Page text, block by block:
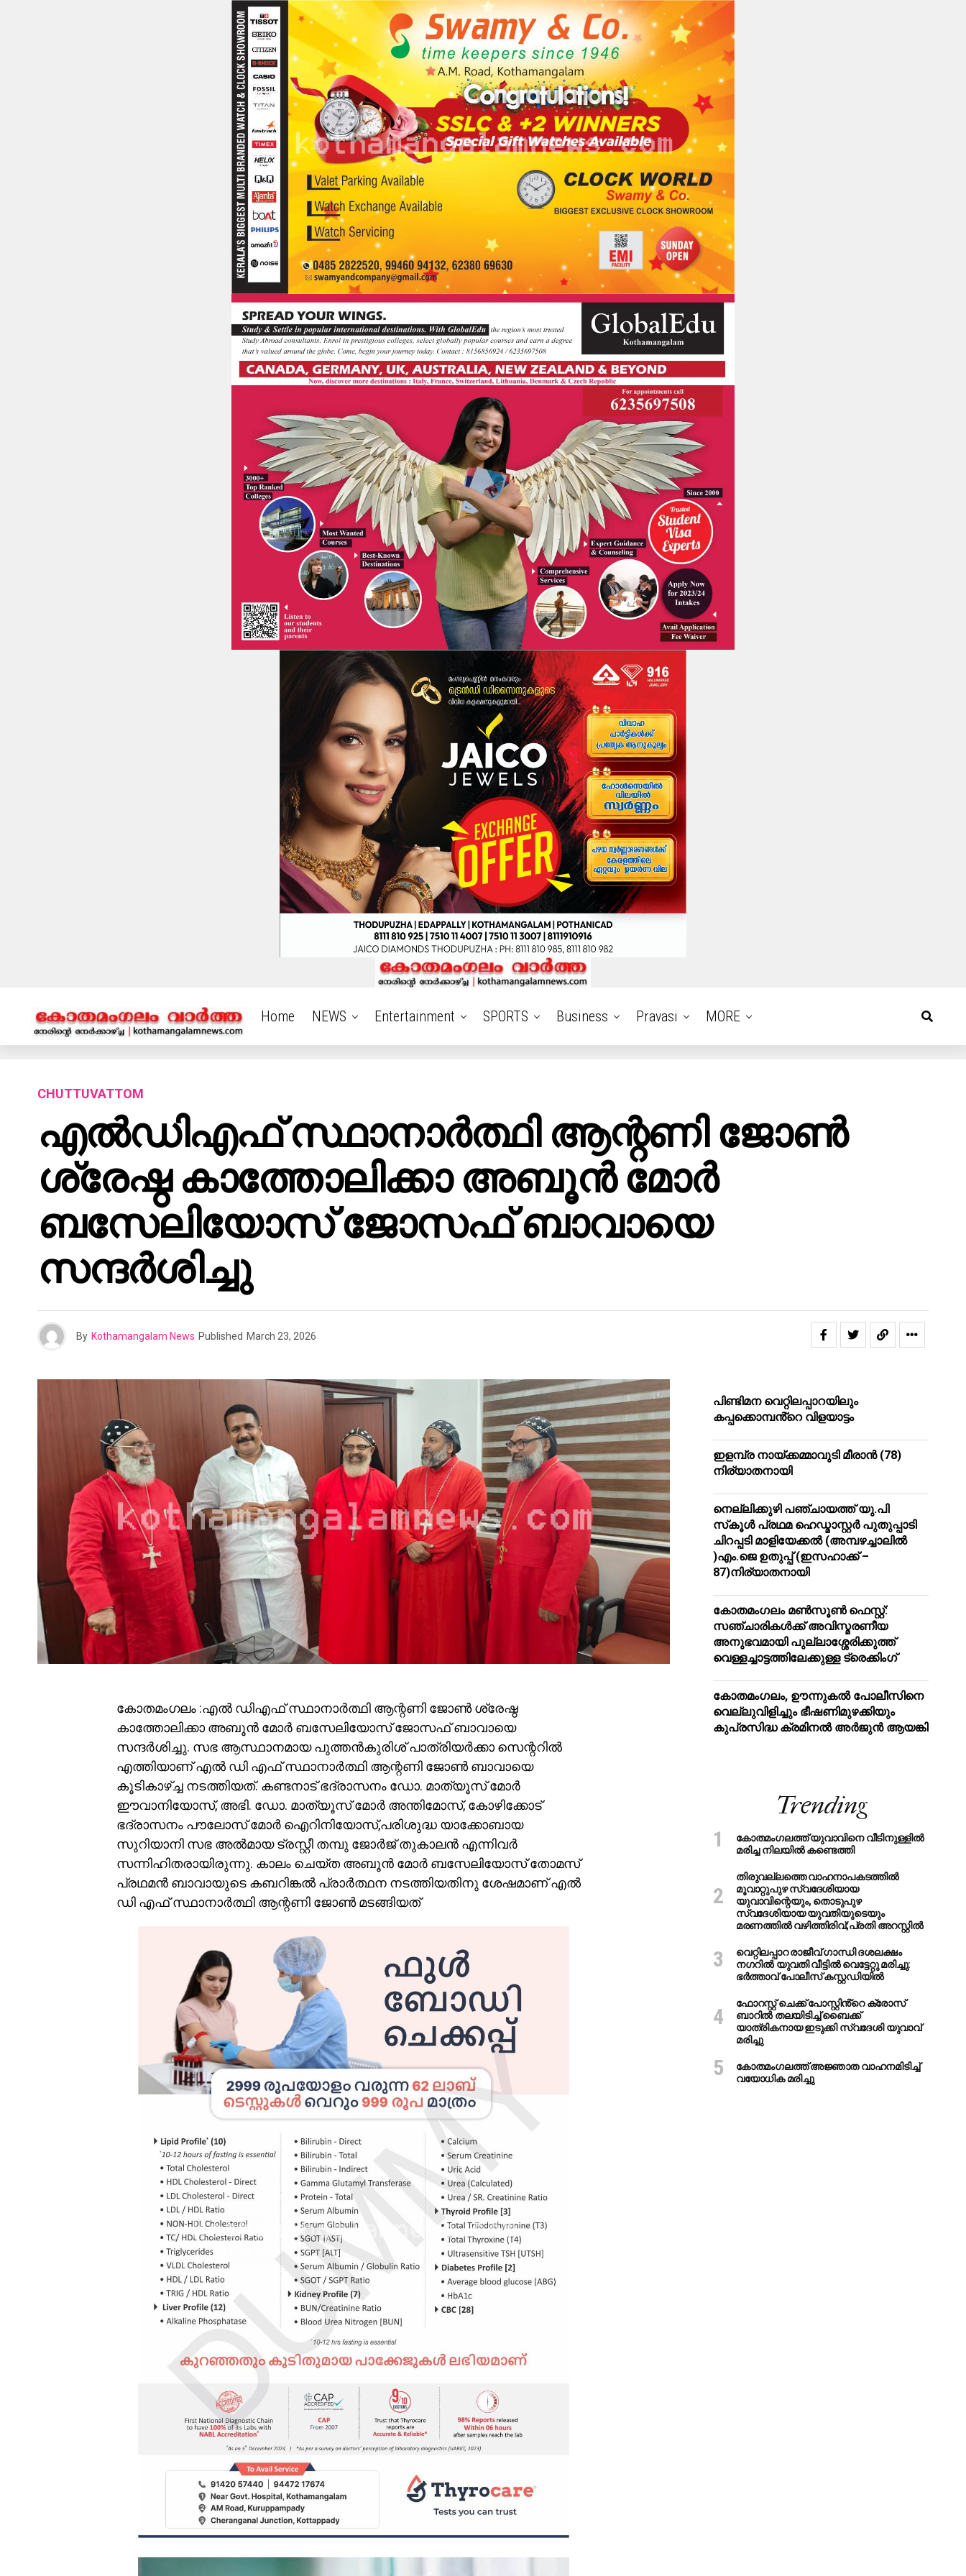
Home NEWS Entertainment SPORTS Business Pravasi MORE
CHUTTUVATTOM
എൽഡിഎഫ് സ്ഥാനാർത്ഥി ആന്റണി ജോൺ
ശ്രേഷ്ഠ കാത്തോലിക്കാ അബൂൻ മോർ
ബസേലിയോസ് ജോസഫ് ബാവായെ
സന്ദർശിച്ചു
By Kothamangalam News Published March 23, 2026
കോതമംഗലം :എൽ ഡിഎഫ് സ്ഥാനാർത്ഥി ആന്റണി ജോൺ ശ്രേഷ്ഠ
കാത്തോലിക്കാ അബൂൻ മോർ ബസേലിയോസ് ജോസഫ് ബാവായെ
സന്ദർശിച്ചു. സഭ ആസ്ഥാനമായ പുത്തൻകുരിശ് പാത്രിയർക്കാ സെന്ററിൽ
എത്തിയാണ് എൽ ഡി എഫ് സ്ഥാനാർത്ഥി ആന്റണി ജോൺ ബാവായെ
കൂടികാഴ്ച്ച നടത്തിയത്. കണ്ടനാട് ഭദ്രാസനം ഡോ. മാത്യൂസ് മോർ
ഈവാനിയോസ്, അഭി. ഡോ. മാത്യൂസ് മോർ അന്തിമോസ്, കോഴിക്കോട്
ഭദ്രാസനം പൗലോസ് മോർ ഐറിനിയോസ്,പരിശുദ്ധ യാക്കോബായ
സുറിയാനി സഭ അൽമായ ട്രസ്റ്റീ തമ്പു ജോർജ് തുകാലൻ എന്നിവർ
സന്നിഹിതരായിരുന്നു. കാലം ചെയ്ത അബൂൻ മോർ ബസേലിയോസ്‌ തോമസ്
പ്രഥമൻ ബാവായുടെ കബറിങ്കൽ പ്രാർത്ഥന നടത്തിയതിനു ശേഷമാണ് എൽ
ഡി എഫ് സ്ഥാനാർത്ഥി ആന്റണി ജോൺ മടങ്ങിയത്
പിണ്ടിമന വെറ്റിലപ്പാറയിലും
കപ്പക്കൊമ്പൻ്റെ വിളയാട്ടം
ഇളമ്പ്ര നായ്ക്കമ്മാവുടി മീരാൻ (78)
നിര്യാതനായി
നെല്ലിക്കുഴി പഞ്ചായത്ത് യു.പി
സ്‌കൂൾ പ്രഥമ ഹെഡ്മാസ്റ്റർ പുതുപ്പാടി
ചിറപ്പടി മാളിയേക്കൽ (അമ്പഴച്ചാലിൽ
)എം.ജെ ഉതുപ്പ് (ഇസഹാക്ക് –
87)നിര്യാതനായി
കോതമംഗലം മൺസൂൺ ഫെസ്റ്റ്:
സഞ്ചാരികൾക്ക് അവിസ്മരണീയ
അനുഭവമായി പുല്ലാശ്ശേരിക്കുത്ത്
വെള്ളച്ചാട്ടത്തിലേക്കുള്ള ട്രെക്കിംഗ്
കോതമംഗലം, ഊന്നുകൽ പോലീസിനെ
വെല്ലുവിളിച്ചും ഭീഷണിമുഴക്കിയും
കുപ്രസിദ്ധ ക്രമിനല്‍ അര്‍ജുന്‍ ആയങ്കി
Trending
കോതമംഗലത്ത് യുവാവിനെ വീടിനുള്ളിൽ
മരിച്ച നിലയിൽ കണ്ടെത്തി
തിരുവല്ലത്തെ വാഹനാപകടത്തില്‍
മൂവാറ്റുപുഴ സ്വദേശിയായ
യുവാവിന്റെയും, തൊടുപുഴ
സ്വദേശിയായ യുവതിയുടെയും
മരണത്തില്‍ വഴിത്തിരിവ്;പ്രതി അറസ്റ്റില്‍
വെറ്റിലപ്പാറ രാജീവ് ഗാന്ധി ദശലക്ഷം
നഗറിൽ യുവതി വീട്ടിൽ വെട്ടേറ്റു മരിച്ചു:
ഭർത്താവ് പോലീസ് കസ്റ്റഡിയിൽ
ഫോറസ്റ്റ് ചെക്ക് പോസ്റ്റിൻ്റെ ക്രോസ്
ബാറില്‍ തലയിടിച്ച് ബൈക്ക്
യാത്രികനായ ഇടുക്കി സ്വദേശി യുവാവ്
മരിച്ചു
കോതമംഗലത്ത് അജ്ഞാത വാഹനമിടിച്ച്
വയോധിക മരിച്ചു